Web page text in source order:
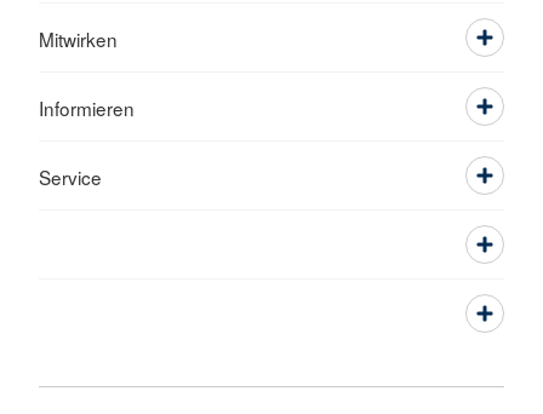
Mitwirken
Informieren
Service